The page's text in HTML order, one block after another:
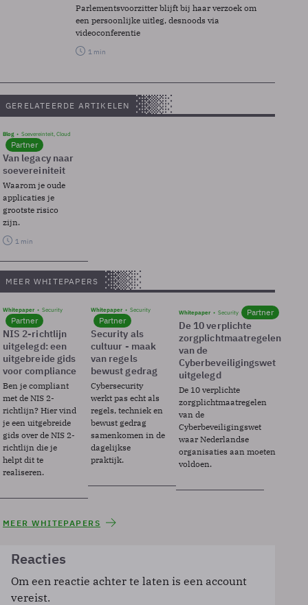
Parlementsvoorzitter blijft bij haar verzoek om
een persoonlijke uitleg, desnoods via
videoconferentie
1 min
GERELATEERDE ARTIKELEN
Blog Soevereinteit, Cloud
Partner
Van legacy naar
soevereiniteit
Waarom je oude
applicaties je
grootste risico
zijn.
1 min
MEER WHITEPAPERS
Whitepaper Security
Partner
NIS 2-richtlijn
uitgelegd: een
uitgebreide gids
voor compliance
Ben je compliant
met de NIS 2-
richtlijn? Hier vind
je een uitgebreide
gids over de NIS 2-
richtlijn die je
helpt dit te
realiseren.
Whitepaper Security
Partner
Security als
cultuur - maak
van regels
bewust gedrag
Cybersecurity
werkt pas echt als
regels, techniek en
bewust gedrag
samenkomen in de
dagelijkse
praktijk.
Whitepaper Security Partner
De 10 verplichte
zorgplichtmaatregelen
van de
Cyberbeveiligingswet
uitgelegd
De 10 verplichte
zorgplichtmaatregelen
van de
Cyberbeveiligingswet
waar Nederlandse
organisaties aan moeten
voldoen.
MEER WHITEPAPERS
Reacties
Om een reactie achter te laten is een account
vereist.